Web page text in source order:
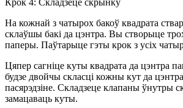
Крок 4: Складзеце скрынку
На кожнай з чатырох бакоў квадрата
склаўшы бакі да цэнтра. Вы створыце
паперы. Паўтарыце гэты крок з усіх
Цяпер сагніце куты квадрата да цэнтра
будзе двойчы скласці кожны кут да
пасярэдзіне. Складзеце клапаны ўнутры
замацаваць куты.